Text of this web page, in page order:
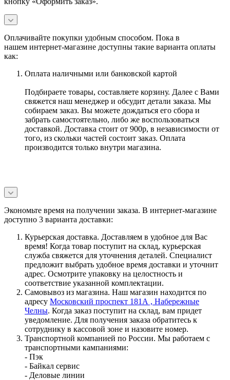
Оплачивайте покупки удобным способом. Пока в
нашем интернет-магазине доступны такие варианта оплаты
как:
Оплата наличными или банковской картой
Подбираете товары, составляете корзину. Далее с Вами
свяжется наш менеджер и обсудит детали заказа. Мы
собираем заказ. Вы можете дождаться его сбора и
забрать самостоятельно, либо же воспользоваться
доставкой. Доставка стоит от 900р, в независимости от
того, из скольки частей состоит заказ. Оплата
производится только внутри магазина.
Экономьте время на получении заказа. В интернет-магазине
доступно 3 варианта доставки:
Курьерская доставка. Доставляем в удобное для Вас
время! Когда товар поступит на склад, курьерская
служба свяжется для уточнения деталей. Специалист
предложит выбрать удобное время доставки и уточнит
адрес. Осмотрите упаковку на целостность и
соответствие указанной комплектации.
Самовывоз из магазина. Наш магазин находится по
адресу Московский проспект 181А , Набережные
Челны. Когда заказ поступит на склад, вам придет
уведомление. Для получения заказа обратитесь к
сотруднику в кассовой зоне и назовите номер.
Транспортной компанией по России. Мы работаем с
транспортными кампаниями:
- Пэк
- Байкал сервис
- Деловые линии